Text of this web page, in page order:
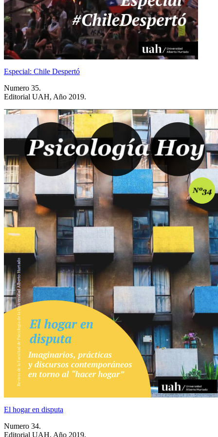
Especial: Chile Despertó
Numero 35.
Editorial UAH, Año 2019.
El hogar en disputa
Numero 34.
Editorial UAH, Año 2019.